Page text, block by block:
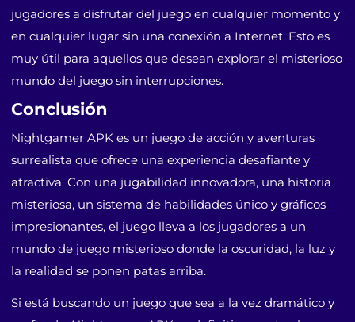
jugadores a disfrutar del juego en cualquier momento y
en cualquier lugar sin una conexión a Internet. Esto es
muy útil para aquellos que desean explorar el misterioso
mundo del juego sin interrupciones.
Conclusión
Nightgamer APK es un juego de acción y aventuras
surrealista que ofrece una experiencia desafiante y
atractiva. Con una jugabilidad innovadora, una historia
misteriosa, un sistema de habilidades único y gráficos
impresionantes, el juego lleva a los jugadores a un
mundo de juego misterioso donde la oscuridad, la luz y
la realidad se ponen patas arriba.
Si está buscando un juego que sea a la vez dramático y